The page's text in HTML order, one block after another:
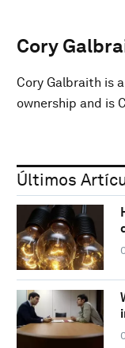
Cory
Cory Galbraith is
ownership and is
Últimos